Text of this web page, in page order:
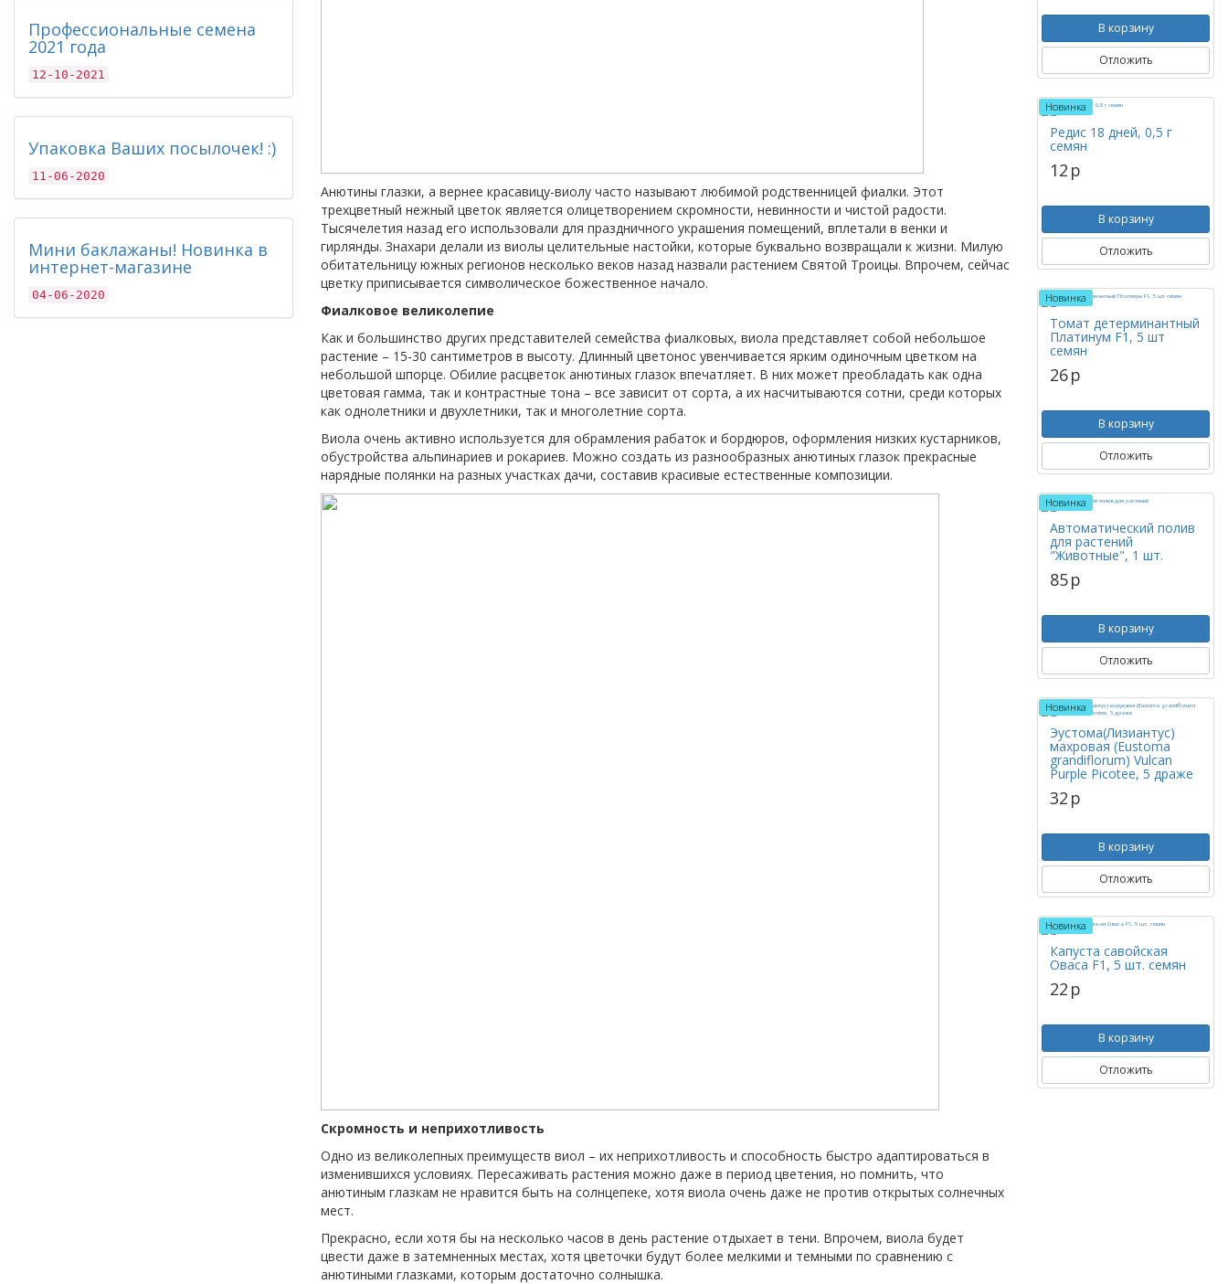
Профессиональные семена
2021 года
12-10-2021
Упаковка Ваших посылочек! :)
11-06-2020
Мини баклажаны! Новинка в
интернет-магазине
04-06-2020
Анютины глазки, а вернее красавицу-виолу часто называют любимой родственницей фиалки. Этот
трехцветный нежный цветок является олицетворением скромности, невинности и чистой радости.
Тысячелетия назад его использовали для праздничного украшения помещений, вплетали в венки и
гирлянды. Знахари делали из виолы целительные настойки, которые буквально возвращали к жизни. Милую
обитательницу южных регионов несколько веков назад назвали растением Святой Троицы. Впрочем, сейчас
цветку приписывается символическое божественное начало.
Фиалковое великолепие
Как и большинство других представителей семейства фиалковых, виола представляет собой небольшое
растение – 15-30 сантиметров в высоту. Длинный цветонос увенчивается ярким одиночным цветком на
небольшой шпорце. Обилие расцветок анютиных глазок впечатляет. В них может преобладать как одна
цветовая гамма, так и контрастные тона – все зависит от сорта, а их насчитываются сотни, среди которых
как однолетники и двухлетники, так и многолетние сорта.
Виола очень активно используется для обрамления рабаток и бордюров, оформления низких кустарников,
обустройства альпинариев и рокариев. Можно создать из разнообразных анютиных глазок прекрасные
нарядные полянки на разных участках дачи, составив красивые естественные композиции.
Скромность и неприхотливость
Одно из великолепных преимуществ виол – их неприхотливость и способность быстро адаптироваться в
изменившихся условиях. Пересаживать растения можно даже в период цветения, но помнить, что
анютиным глазкам не нравится быть на солнцепеке, хотя виола очень даже не против открытых солнечных
мест.
Прекрасно, если хотя бы на несколько часов в день растение отдыхает в тени. Впрочем, виола будет
цвести даже в затемненных местах, хотя цветочки будут более мелкими и темными по сравнению с
анютиными глазками, которым достаточно солнышка.
В корзину
Отложить
Новинка
Редис 18 дней, 0,5 г
семян
12 p
В корзину
Отложить
Новинка
Томат детерминантный
Платинум F1, 5 шт
семян
26p
В корзину
Отложить
Новинка
Автоматический полив
для растений
"Животные", 1 шт.
85p
В корзину
Отложить
Новинка
Эустома(Лизиантус)
махровая (Eustoma
grandiflorum) Vulcan
Purple Picotee, 5 драже
32 p
В корзину
Отложить
Новинка
Капуста савойская
Оваса F1, 5 шт. семян
22 p
В корзину
Отложить